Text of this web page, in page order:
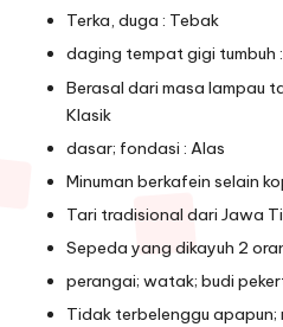
Terka, duga : Tebak
daging tempat gigi tumbuh :
Berasal dari masa lampau
Klasik
dasar; fondasi : Alas
Minuman berkafein selain
Tari tradisional dari Jawa
Sepeda yang dikayuh 2
perangai; watak; budi
Tidak terbelenggu apapun;